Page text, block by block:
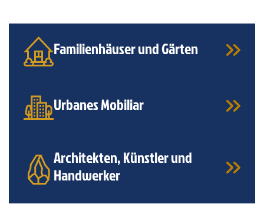
Familienhäuser und Gärten
Urbanes Mobiliar
Architekten, Künstler und
Handwerker